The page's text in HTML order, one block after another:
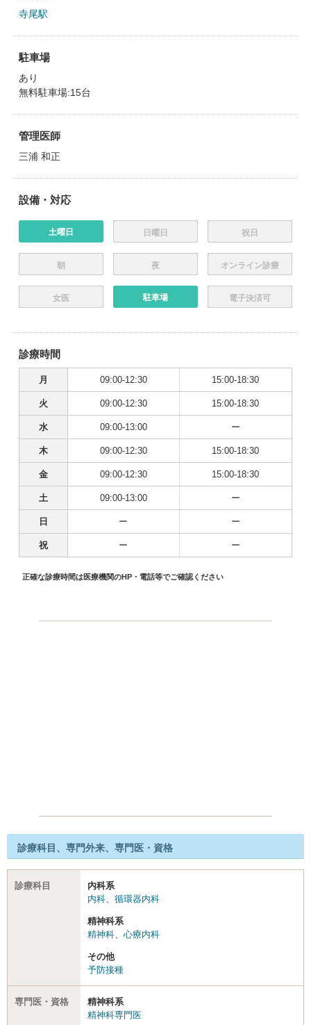
寺尾駅
駐車場
あり
無料駐車場:15台
管理医師
三浦 和正
設備・対応
土曜日 日曜日 祝日
朝 夜 オンライン診療
女医 駐車場 電子決済可
診療時間
月 09:00-12:30 15:00-18:30
火 09:00-12:30 15:00-18:30
水 09:00-13:00 ー
木 09:00-12:30 15:00-18:30
金 09:00-12:30 15:00-18:30
土 09:00-13:00 ー
日 ー ー
祝 ー ー
正確な診療時間は医療機関のHP・電話等でご確認ください
診療科目、専門外来、専門医・資格
診療科目
内科系
内科、 循環器内科
精神科系
精神科、 心療内科
その他
予防接種
専門医・資格
精神科系
精神科専門医